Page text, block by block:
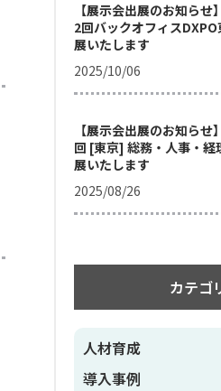
【展示会出展のお知ら
2回バックオフィス
展いたします
2025/10/06
【展示会出展のお知ら
回 [東京] 総務・人事・
展いたします
2025/08/26
カテゴ
人材育成
導入事例